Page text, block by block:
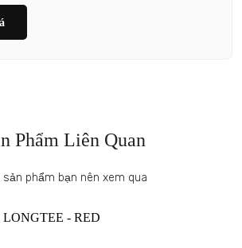
Phẩm Liên Quan
sản phẩm bạn nên xem qua